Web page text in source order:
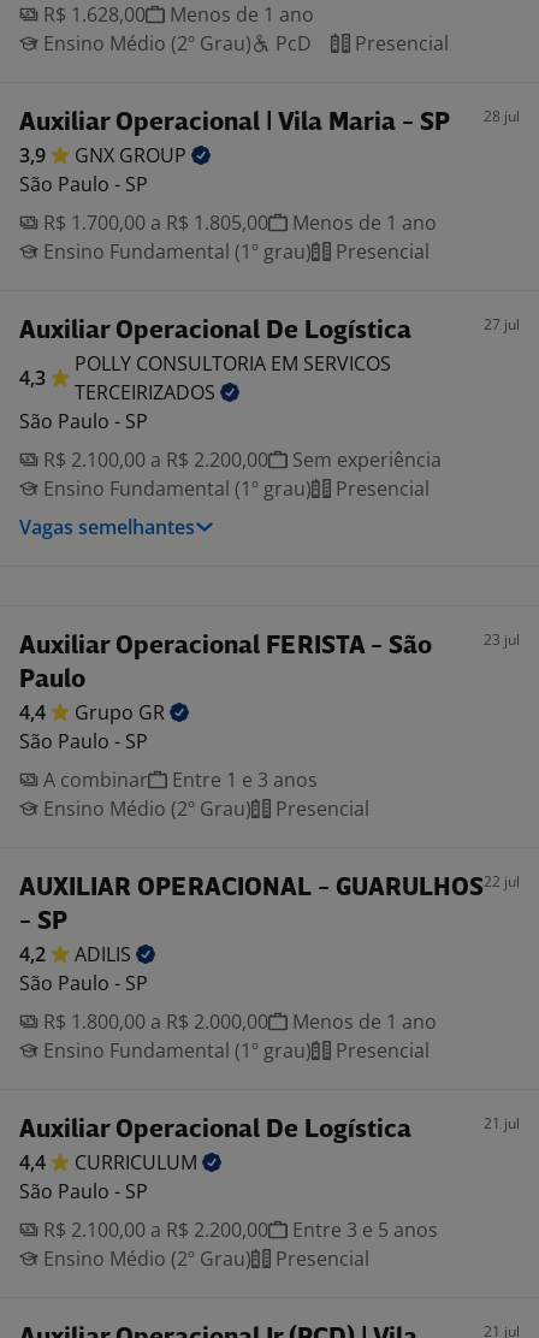
R$ 1.628,00
Menos de 1 ano
Ensino Médio (2º Grau)
PcD Presencial
Auxiliar Operacional | Vila Maria - SP 28 jul
3,9 GNX GROUP
São Paulo - SP
R$ 1.700,00 a R$ 1.805,00
Menos de 1 ano
Ensino Fundamental (1º grau)
Presencial
Auxiliar Operacional De Logística 27 jul
4,3
POLLY CONSULTORIA EM SERVICOS
TERCEIRIZADOS
São Paulo - SP
R$ 2.100,00 a R$ 2.200,00
Sem experiência
Ensino Fundamental (1º grau)
Presencial
Vagas semelhantes
Auxiliar Operacional FERISTA - São
Paulo
23 jul
4,4 Grupo GR
São Paulo - SP
A combinar
Entre 1 e 3 anos
Ensino Médio (2º Grau)
Presencial
AUXILIAR OPERACIONAL - GUARULHOS
- SP
22 jul
4,2
ADILIS
São Paulo - SP
R$ 1.800,00 a R$ 2.000,00
Menos de 1 ano
Ensino Fundamental (1º grau)
Presencial
Auxiliar Operacional De Logística 21 jul
4,4
CURRICULUM
São Paulo - SP
R$ 2.100,00 a R$ 2.200,00
Entre 3 e 5 anos
Ensino Médio (2º Grau)
Presencial
21 jul